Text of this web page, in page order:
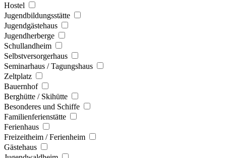
Hostel
Jugendbildungsstätte
Jugendgästehaus
Jugendherberge
Schullandheim
Selbstversorgerhaus
Seminarhaus / Tagungshaus
Zeltplatz
Bauernhof
Berghütte / Skihütte
Besonderes und Schiffe
Familienferienstätte
Ferienhaus
Freizeitheim / Ferienheim
Gästehaus